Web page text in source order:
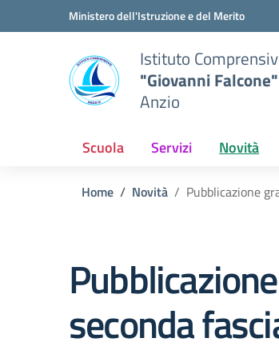
Vai ai contenuti
Vai al menu di navigazioneMinistero dell'Istruzione e del Merito
Istituto
"Giovanni Falcone"
Anzio
Scuola Servizi Novità
Home Novità Pubblicazione
seconda